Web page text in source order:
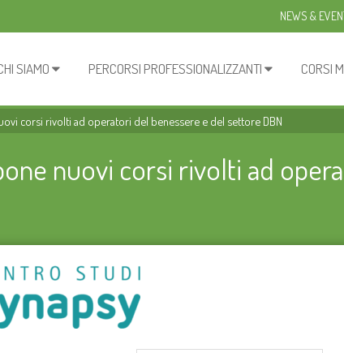
NEWS &
SIAMO PERCORSI PROFESSIONALIZZANTI CORSI
corsi rivolti ad operatori del benessere e del settore DBN
nuovi corsi rivolti ad